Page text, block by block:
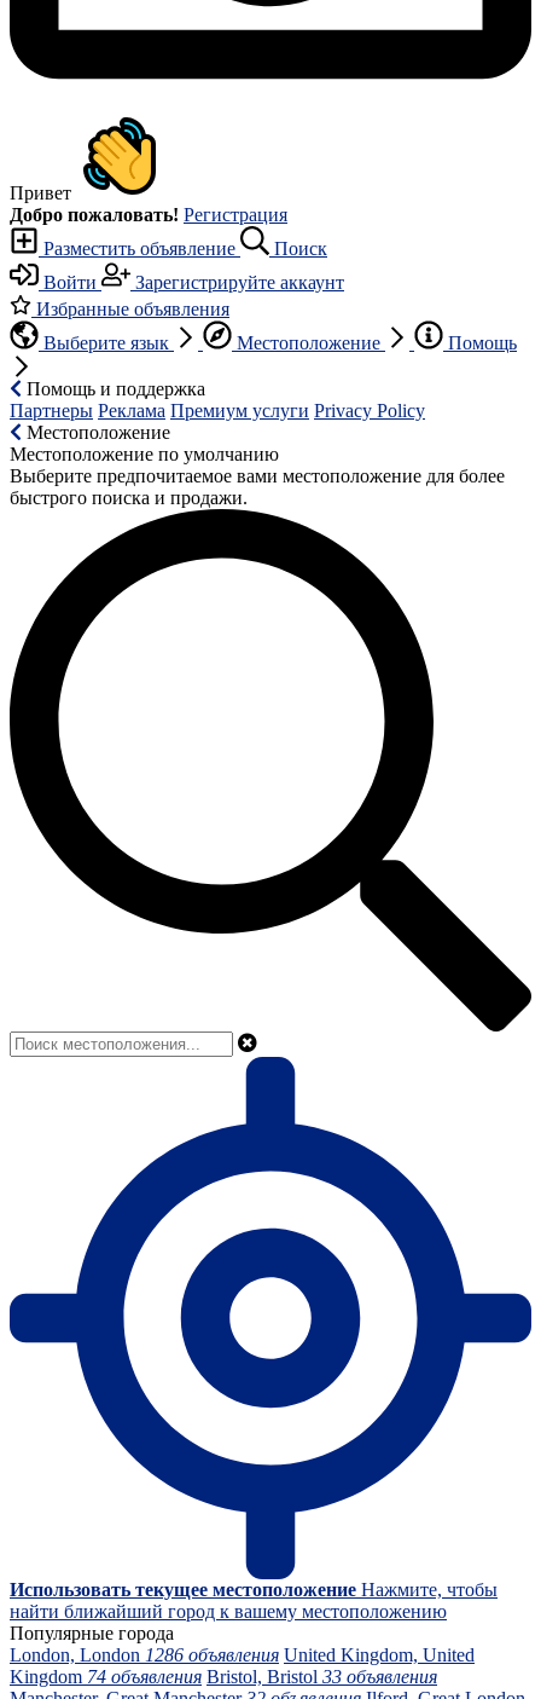
Привет
Добро пожаловать! Регистрация
Разместить объявление
Поиск
Войти
Зарегистрируйте аккаунт
Избранные объявления
Выберите язык
Местоположение Помощь
Помощь и поддержка
Партнеры Реклама Премиум услуги Privacy Policy
Местоположение
Местоположение по умолчанию
Выберите предпочитаемое вами местоположение для более
быстрого поиска и продажи.
Использовать текущее местоположение Нажмите, чтобы
найти ближайший город к вашему местоположению
Популярные города
London, London 1286 объявления United Kingdom, United
Kingdom 74 объявления Bristol, Bristol 33 объявления